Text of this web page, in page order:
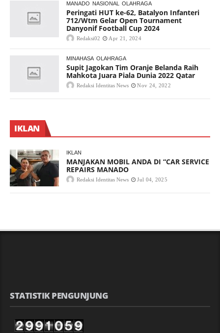
MANADO NASIONAL OLAHRAGA
Peringati HUT ke-62, Batalyon Infanteri
712/Wtm Gelar Open Tournament
Danyonif Football Cup 2024
Redaksi02 Apr 21, 2024
MINAHASA OLAHRAGA
Supit Jagokan Tim Oranje Belanda Raih
Mahkota Juara Piala Dunia 2022 Qatar
Redaksi Identitas News Nov 24, 2022
IKLAN
IKLAN
MANJAKAN MOBIL ANDA DI “CAR SERVICE
REPAIRS MANADO
Redaksi Identitas News Jul 04, 2025
STATISTIK PENGUNJUNG